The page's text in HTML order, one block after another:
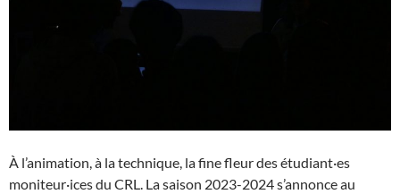
À l’animation, à la technique, la fine fleur des étudiant·es
moniteur·ices du CRL. La saison 2023-2024 s’annonce au